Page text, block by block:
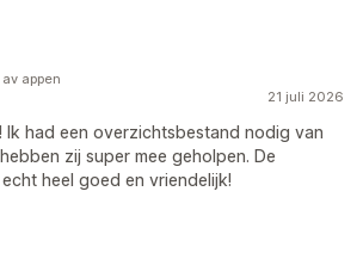
21 juli 2026
Ik had een overzichtsbestand nodig van
zij super mee geholpen. De
heel goed en vriendelijk!
appen